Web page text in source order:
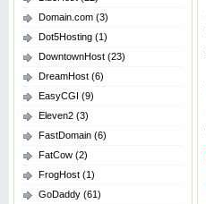
Domain.com (3)
Dot5Hosting (1)
DowntownHost (23)
DreamHost (6)
EasyCGI (9)
Eleven2 (3)
FastDomain (6)
FatCow (2)
FrogHost (1)
GoDaddy (61)